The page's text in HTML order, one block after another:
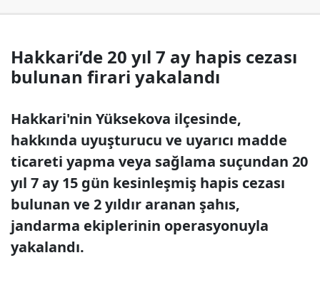
Hakkari’de 20 yıl 7 ay hapis cezası
bulunan firari yakalandı
Hakkari'nin Yüksekova ilçesinde,
hakkında uyuşturucu ve uyarıcı madde
ticareti yapma veya sağlama suçundan 20
yıl 7 ay 15 gün kesinleşmiş hapis cezası
bulunan ve 2 yıldır aranan şahıs,
jandarma ekiplerinin operasyonuyla
yakalandı.